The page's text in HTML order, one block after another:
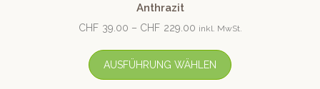
Anthrazit
CHF 39.00 – CHF 229.00 inkl. MwSt.
AUSFÜHRUNG WÄHLEN